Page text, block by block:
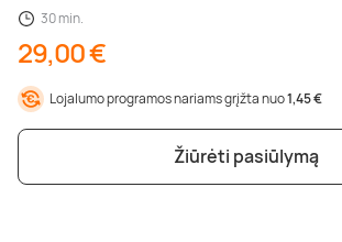
30 min.
29,00 €
Lojalumo programos nariams grįžta nuo1,45 €
Žiūrėti pasiūlymą